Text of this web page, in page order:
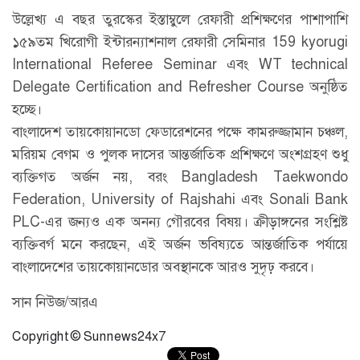
উল্লেখ্য এ বছর তুরস্কের ইস্তাম্বুলে রেফারী প্রশিক্ষণের পাশাপাশি
১৫৯তম খিরোগী ইন্টারন্যাশনাল রেফারী সেমিনার 159 kyorugi
International Referee Seminar এবং WT technical
Delegate Certification and Refresher Course অনুষ্ঠিত
হচ্ছে।
বাংলাদেশ তায়কোয়ানডো ফেডারেশনের পক্ষে কামরুজ্জামান চঞ্চল,
মরিয়ম বেগম ও পুলক দাসের আন্তর্জাতিক প্রশিক্ষণে অংশগ্রহণ শুধু
ব্যক্তিগত অর্জন নয়, বরং Bangladesh Taekwondo
Federation, University of Rajshahi এবং Sonali Bank
PLC-এর জন্যও এক অনন্য গৌরবের বিষয়। ক্রীড়াঙ্গনের সংশ্লিষ্ট
ব্যক্তিবর্গ মনে করছেন, এই অর্জন ভবিষ্যতে আন্তর্জাতিক পর্যায়ে
বাংলাদেশের তায়কোয়ানডোর অবস্থানকে আরও সুদৃঢ় করবে।
সান নিউজ/আরএ
Copyright © Sunnews24x7